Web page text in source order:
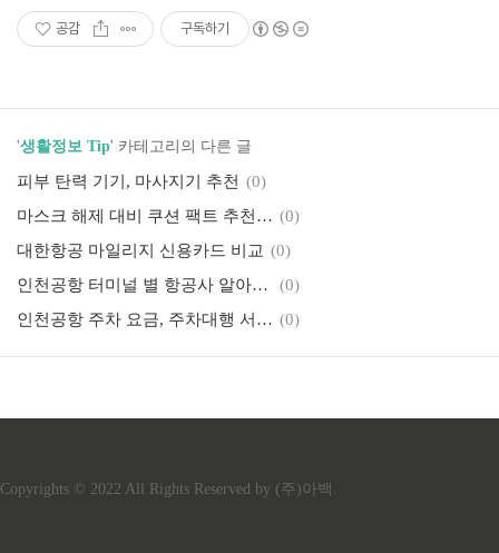
공감 구독하기
'생활정보 Tip' 카테고리의 다른 글
피부 탄력 기기, 마사지기 추천 (0)
마스크 해제 대비 쿠션 팩트 추천 (내돈내산 Best5) (0)
대한항공 마일리지 신용카드 비교 (0)
인천공항 터미널 별 항공사 알아보기
(0)
인천공항 주차 요금, 주차대행 서비스 안내 (0)
Copyrights © 2022 All Rights Reserved by (주)아백.